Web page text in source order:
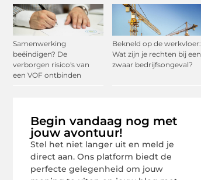
Samenwerking
beëindigen? De
verborgen risico's van
een VOF ontbinden
Bekneld op de werkvloer:
Wat zijn je rechten bij een
zwaar bedrijfsongeval?
Begin vandaag nog met
jouw avontuur!
Stel het niet langer uit en meld je
direct aan. Ons platform biedt de
perfecte gelegenheid om jouw